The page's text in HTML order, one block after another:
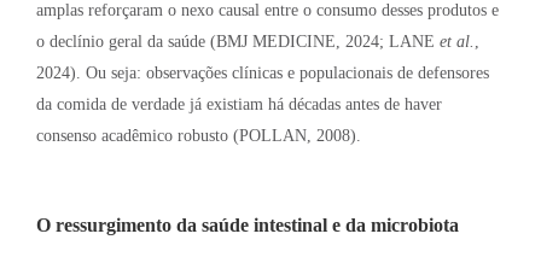
amplas reforçaram o nexo causal entre o consumo desses produtos e
o declínio geral da saúde (BMJ MEDICINE, 2024; LANE et al. ,
2024). Ou seja: observações clínicas e populacionais de defensores
da comida de verdade já existiam há décadas antes de haver
consenso acadêmico robusto (POLLAN, 2008).
O ressurgimento da saúde intestinal e da microbiota